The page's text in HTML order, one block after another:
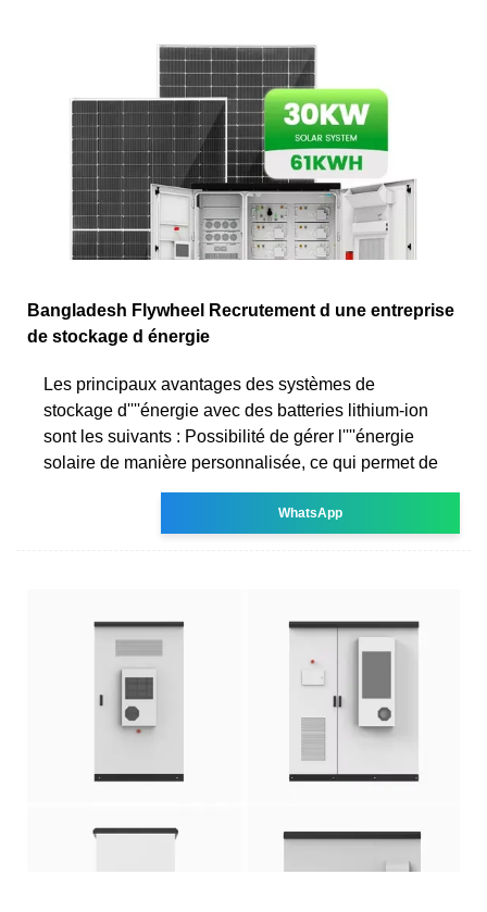
Bangladesh Flywheel Recrutement d une entreprise
de stockage d énergie
Les principaux avantages des systèmes de
stockage d''''énergie avec des batteries lithium-ion
sont les suivants : Possibilité de gérer l''''énergie
solaire de manière personnalisée, ce qui permet de
WhatsApp